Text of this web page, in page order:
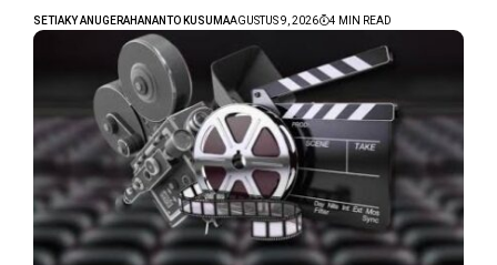
SETIAKY ANUGERAHANANTO KUSUMAAGUSTUS 9, 2026 4 MIN READ